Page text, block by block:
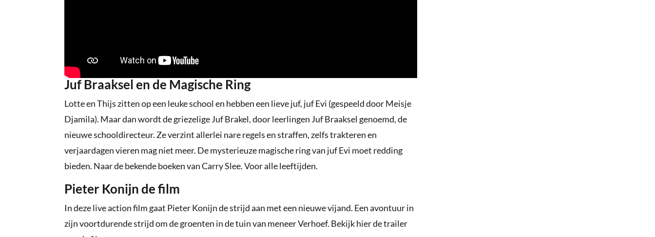
Juf Braaksel en de Magische Ring
Lotte en Thijs zitten op een leuke school en hebben een lieve juf, juf Evi (gespeeld door Meisje
Djamila). Maar dan wordt de griezelige Juf Brakel, door leerlingen Juf Braaksel genoemd, de
nieuwe schooldirecteur. Ze verzint allerlei nare regels en straffen, zelfs trakteren en
verjaardagen vieren mag niet meer. De mysterieuze magische ring van juf Evi moet redding
bieden. Naar de bekende boeken van Carry Slee. Voor alle leeftijden.
Pieter Konijn de film
In deze live action film gaat Pieter Konijn de strijd aan met een nieuwe vijand. Een avontuur in
zijn voortdurende strijd om de groenten in de tuin van meneer Verhoef. Bekijk hier de trailer